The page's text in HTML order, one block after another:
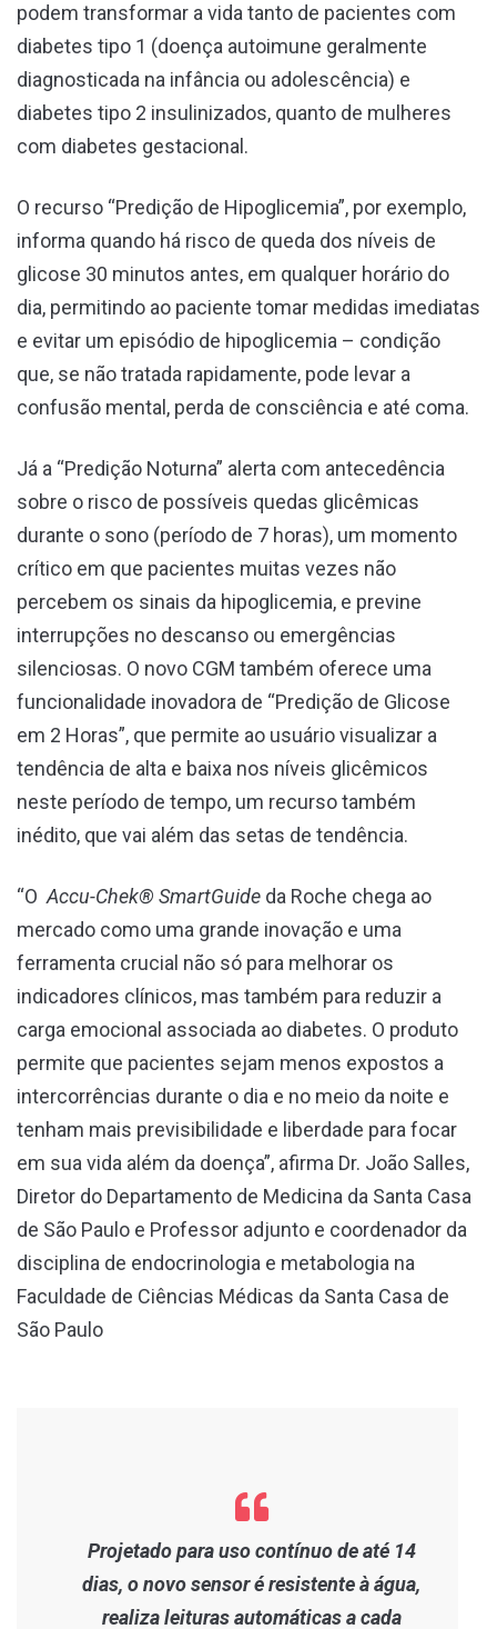
podem transformar a vida tanto de pacientes com
diabetes tipo 1 (doença autoimune geralmente
diagnosticada na infância ou adolescência) e
diabetes tipo 2 insulinizados, quanto de mulheres
com diabetes gestacional.
O recurso “Predição de Hipoglicemia”, por exemplo,
informa quando há risco de queda dos níveis de
glicose 30 minutos antes, em qualquer horário do
dia, permitindo ao paciente tomar medidas imediatas
e evitar um episódio de hipoglicemia – condição
que, se não tratada rapidamente, pode levar a
confusão mental, perda de consciência e até coma.
Já a “Predição Noturna” alerta com antecedência
sobre o risco de possíveis quedas glicêmicas
durante o sono (período de 7 horas), um momento
crítico em que pacientes muitas vezes não
percebem os sinais da hipoglicemia, e previne
interrupções no descanso ou emergências
silenciosas. O novo CGM também oferece uma
funcionalidade inovadora de “Predição de Glicose
em 2 Horas”, que permite ao usuário visualizar a
tendência de alta e baixa nos níveis glicêmicos
neste período de tempo, um recurso também
inédito, que vai além das setas de tendência.
“O Accu-Chek® SmartGuide da Roche chega ao
mercado como uma grande inovação e uma
ferramenta crucial não só para melhorar os
indicadores clínicos, mas também para reduzir a
carga emocional associada ao diabetes. O produto
permite que pacientes sejam menos expostos a
intercorrências durante o dia e no meio da noite e
tenham mais previsibilidade e liberdade para focar
em sua vida além da doença”, afirma Dr. João Salles,
Diretor do Departamento de Medicina da Santa Casa
de São Paulo e Professor adjunto e coordenador da
disciplina de endocrinologia e metabologia na
Faculdade de Ciências Médicas da Santa Casa de
São Paulo
Projetado para uso contínuo de até 14
dias, o novo sensor é resistente à água,
realiza leituras automáticas a cada